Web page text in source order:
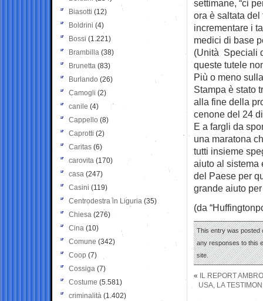
settimane, “ci
ora è saltata
incrementare i
medici di base
(Unità Speciali
queste tutele
Più o meno
Stampa è stato
alla fine della
cenone del 24
E a fargli da
una maratona
tutti insieme
aiuto al sistema
del Paese per
grande aiuto
(da
This entry was posted
any responses to this
site.
«
IL REPORT
USA, LA
Biasotti (12)
Boldrini (4)
Bossi (1.221)
Brambilla (38)
Brunetta (83)
Burlando (26)
Camogli (2)
canile (4)
Cappello (8)
Caprotti (2)
Caritas (6)
carovita (170)
casa (247)
Casini (119)
Centrodestra in Liguria (35)
Chiesa (276)
Cina (10)
Comune (342)
Coop (7)
Cossiga (7)
Costume (5.581)
criminalità (1.402)